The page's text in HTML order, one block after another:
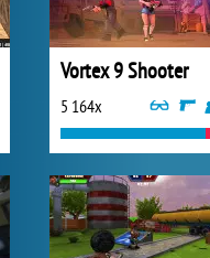
Vortex 9 Shooter
5 164x